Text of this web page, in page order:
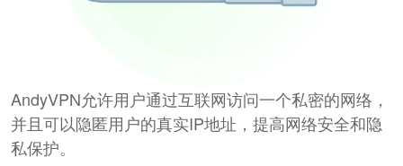
AndyVPN允许用户通过互联网访问一个私密的网络，
并且可以隐匿用户的真实IP地址，提高网络安全和隐
私保护。